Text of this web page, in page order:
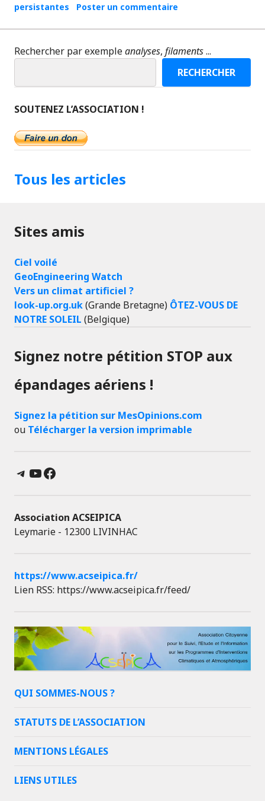
persistantes
Poster un commentaire
Rechercher par exempleanalyses, filaments...
RECHERCHER
SOUTENEZ L’ASSOCIATION !
Tous les articles
Sites amis
Ciel voilé
GeoEngineering Watch
Vers un climat artificiel ?
look-up.org.uk(Grande Bretagne) ÔTEZ-VOUS DE
NOTRE SOLEIL (Belgique)
Signez notre pétition STOP aux
épandages aériens !
Signez la pétition sur MesOpinions.com
ou Télécharger la version imprimable
Telegram
YouTube
Facebook
Association ACSEIPICA
Leymarie - 12300 LIVINHAC
https://www.acseipica.fr/
Lien RSS: https://www.acseipica.fr/feed/
QUI SOMMES-NOUS ?
STATUTS DE L’ASSOCIATION
MENTIONS LÉGALES
LIENS UTILES